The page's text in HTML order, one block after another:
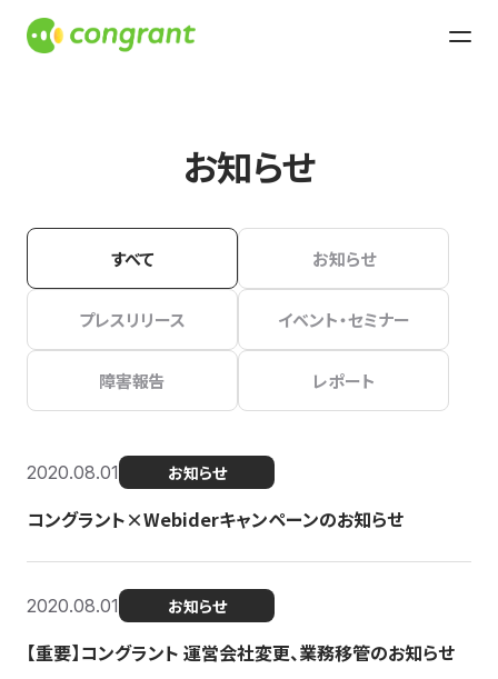
お知らせ
すべて お知らせ
プレスリリース イベント・セミナー
障害報告 レポート
2020.08.01 お知らせ
コングラント×Webiderキャンペーンのお知らせ
2020.08.01 お知らせ
【重要】コングラント 運営会社変更、業務移管のお知らせ